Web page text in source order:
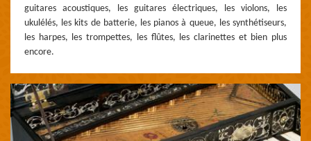
guitares acoustiques, les guitares électriques, les violons, les
ukulélés, les kits de batterie, les pianos à queue, les synthétiseurs,
les harpes, les trompettes, les flûtes, les clarinettes et bien plus
encore.